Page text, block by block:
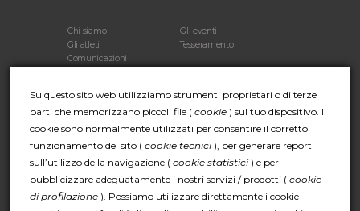
Chi siamo
Gli eventi
Gli atleti
Tesseramento
Comunicazioni
CONTATTI
Indirizzo:Viale Battista Bardanzellu 65 - 00155 Roma
Email:info@italiamarathonclub.it
Su questo sito web utilizziamo strumenti proprietari o di terze
parti che memorizzano piccoli file ( cookie ) sul tuo dispositivo. I
cookie sono normalmente utilizzati per consentire il corretto
funzionamento del sito ( cookie tecnici ), per generare report
sull’utilizzo della navigazione ( cookie statistici ) e per
pubblicizzare adeguatamente i nostri servizi / prodotti ( cookie
di profilazione ). Possiamo utilizzare direttamente i cookie